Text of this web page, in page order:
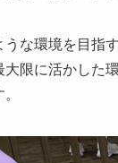
うな環境を目指
限に活かした